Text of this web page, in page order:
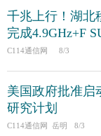
千兆上行！湖北
完成4.9GHz+F
C114通信网 8/3
美国政府批准启
研究计划
C114通信网 岳明 8/3